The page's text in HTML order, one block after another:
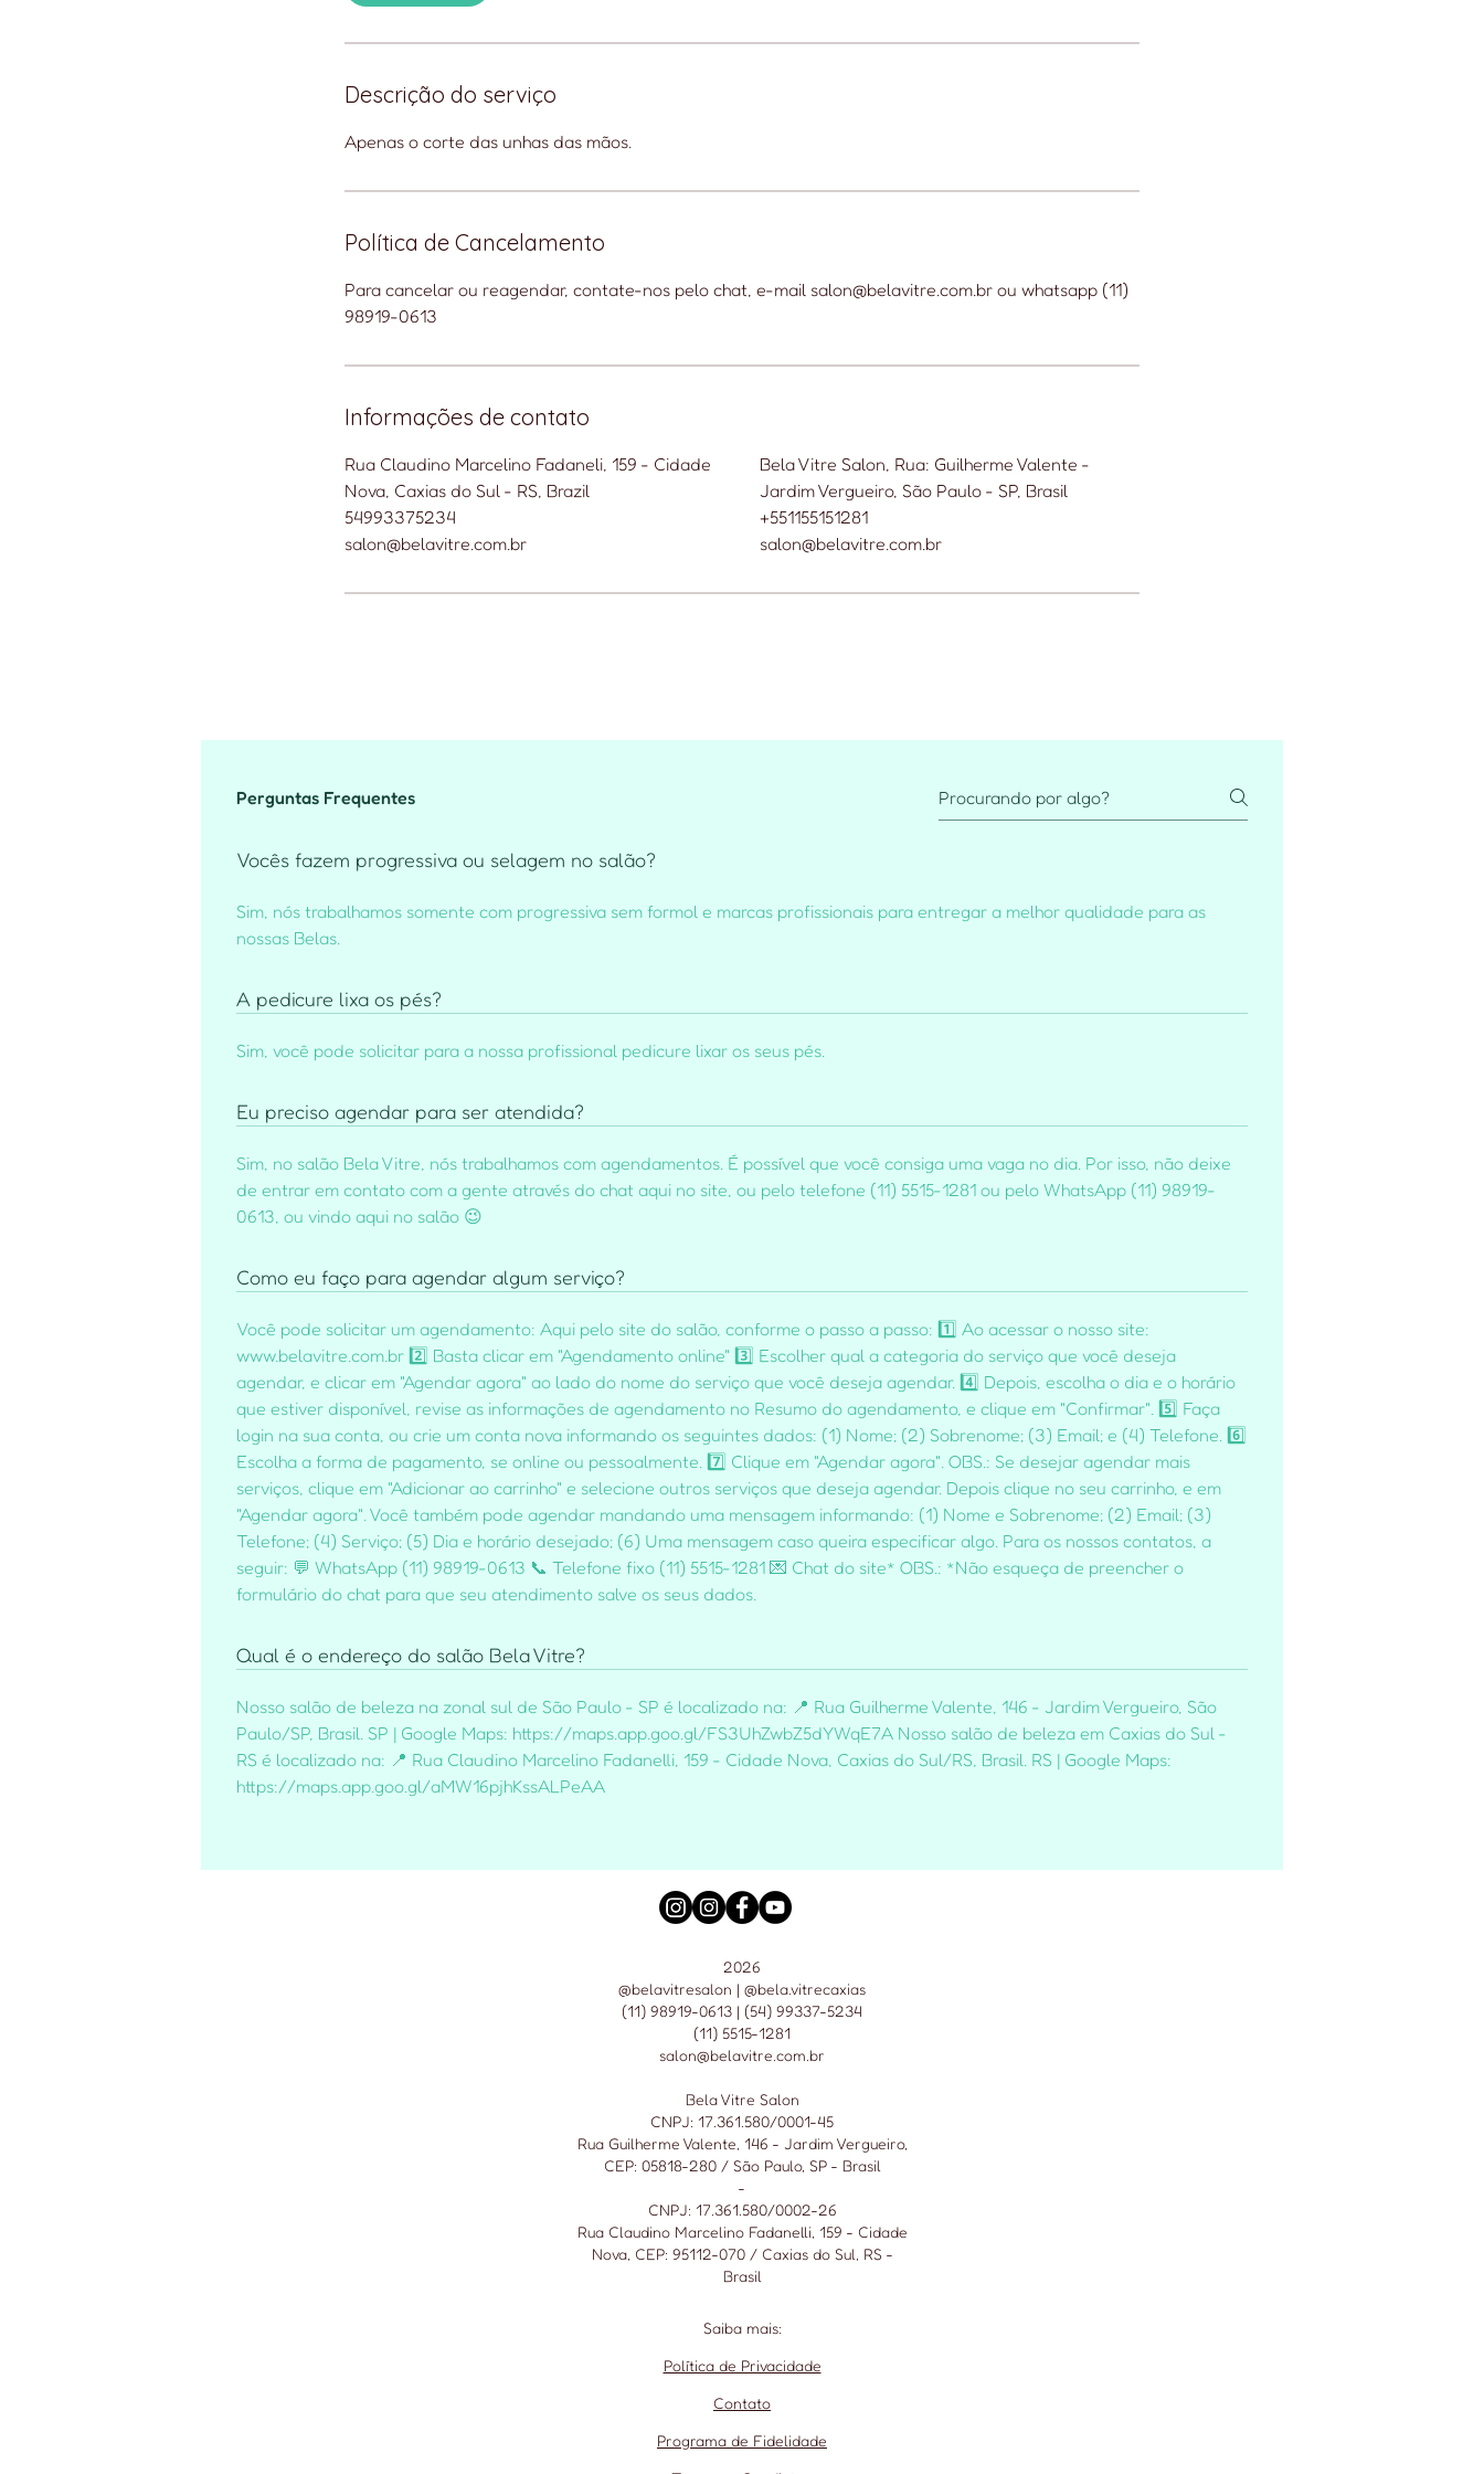
Descrição do serviço
Apenas o corte das unhas das mãos.
Política de Cancelamento
Para cancelar ou reagendar, contate-nos pelo chat, e-mail salon@belavitre.com.br ou whatsapp (11)
98919-0613
Informações de contato
Rua Claudino Marcelino Fadaneli, 159 - Cidade
Nova, Caxias do Sul - RS, Brazil
54993375234
salon@belavitre.com.br
Bela Vitre Salon, Rua: Guilherme Valente -
Jardim Vergueiro, São Paulo - SP, Brasil
+551155151281
salon@belavitre.com.br
Perguntas Frequentes
Vocês fazem progressiva ou selagem no salão?
Sim, nós trabalhamos somente com progressiva sem formol e marcas profissionais para entregar a melhor qualidade para as
nossas Belas.
A pedicure lixa os pés?
Sim, você pode solicitar para a nossa profissional pedicure lixar os seus pés.
Eu preciso agendar para ser atendida?
Sim, no salão Bela Vitre, nós trabalhamos com agendamentos. É possível que você consiga uma vaga no dia. Por isso, não deixe
de entrar em contato com a gente através do chat aqui no site, ou pelo telefone (11) 5515-1281 ou pelo WhatsApp (11) 98919-
0613, ou vindo aqui no salão 😉
Como eu faço para agendar algum serviço?
Você pode solicitar um agendamento: Aqui pelo site do salão, conforme o passo a passo: 1️⃣ Ao acessar o nosso site:
www.belavitre.com.br 2️⃣ Basta clicar em "Agendamento online" 3️⃣ Escolher qual a categoria do serviço que você deseja
agendar, e clicar em "Agendar agora" ao lado do nome do serviço que você deseja agendar. 4️⃣ Depois, escolha o dia e o horário
que estiver disponível, revise as informações de agendamento no Resumo do agendamento, e clique em "Confirmar". 5️⃣ Faça
login na sua conta, ou crie um conta nova informando os seguintes dados: (1) Nome; (2) Sobrenome; (3) Email; e (4) Telefone. 6️⃣
Escolha a forma de pagamento, se online ou pessoalmente. 7️⃣ Clique em "Agendar agora". OBS.: Se desejar agendar mais
serviços, clique em "Adicionar ao carrinho" e selecione outros serviços que deseja agendar. Depois clique no seu carrinho, e em
"Agendar agora". Você também pode agendar mandando uma mensagem informando: (1) Nome e Sobrenome; (2) Email; (3)
Telefone; (4) Serviço; (5) Dia e horário desejado; (6) Uma mensagem caso queira especificar algo. Para os nossos contatos, a
seguir: 💬 WhatsApp (11) 98919-0613 📞 Telefone fixo (11) 5515-1281 💌 Chat do site* OBS.: *Não esqueça de preencher o
formulário do chat para que seu atendimento salve os seus dados.
Qual é o endereço do salão Bela Vitre?
Nosso salão de beleza na zonal sul de São Paulo - SP é localizado na: 📍 Rua Guilherme Valente, 146 - Jardim Vergueiro, São
Paulo/SP, Brasil. SP | Google Maps: https://maps.app.goo.gl/FS3UhZwbZ5dYWqE7A Nosso salão de beleza em Caxias do Sul -
RS é localizado na: 📍 Rua Claudino Marcelino Fadanelli, 159 - Cidade Nova, Caxias do Sul/RS, Brasil. RS | Google Maps:
https://maps.app.goo.gl/aMW16pjhKssALPeAA
2026
@belavitresalon | @bela.vitrecaxias
(11) 98919-0613 | (54) 99337-5234
(11) 5515-1281
salon@belavitre.com.br
Bela Vitre Salon
CNPJ: 17.361.580/0001-45
Rua Guilherme Valente, 146 - Jardim Vergueiro,
CEP: 05818-280 / São Paulo, SP - Brasil
-
CNPJ: 17.361.580/0002-26
Rua Claudino Marcelino Fadanelli, 159 - Cidade
Nova, CEP: 95112-070 / Caxias do Sul, RS -
Brasil
Saiba mais:
Política de Privacidade
Contato
Programa de Fidelidade